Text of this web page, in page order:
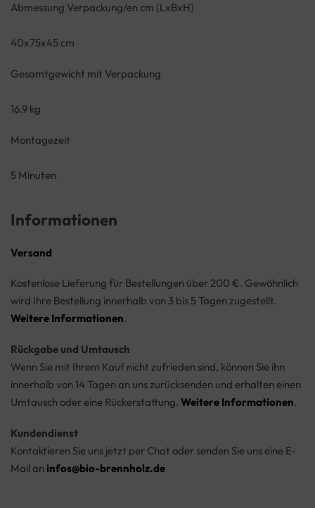
Abmessung Verpackung/en cm (LxBxH)
40x75x45 cm
Gesamtgewicht mit Verpackung
16.9 kg
Montagezeit
5 Minuten
Informationen
Versand
Kostenlose Lieferung für Bestellungen über 200 €. Gewöhnlich
wird Ihre Bestellung innerhalb von 3 bis 5 Tagen zugestellt.
Weitere Informationen.
Rückgabe und Umtausch
Wenn Sie mit Ihrem Kauf nicht zufrieden sind, können Sie ihn
innerhalb von 14 Tagen an uns zurücksenden und erhalten einen
Umtausch oder eine Rückerstattung. Weitere Informationen.
Kundendienst
Kontaktieren Sie uns jetzt per Chat oder senden Sie uns eine E-
Mail an infos@bio-brennholz.de